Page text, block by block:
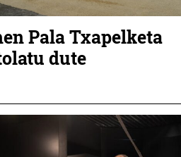
Pala Txapelketa
dute